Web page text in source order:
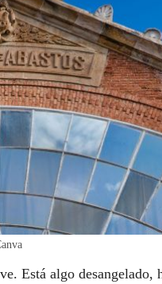
Está algo desangelado,